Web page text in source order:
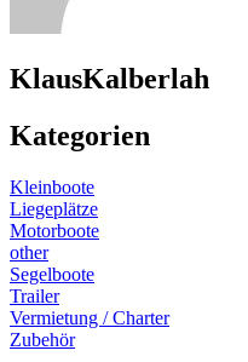
KlausKalberlah
Kategorien
Kleinboote
Liegeplätze
Motorboote
other
Segelboote
Trailer
Vermietung / Charter
Zubehör